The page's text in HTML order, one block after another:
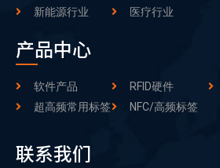
新能源行业
医疗行业
产品中心
软件产品 RFID硬件
超高频常用标签
NFC/高频标签
联系我们